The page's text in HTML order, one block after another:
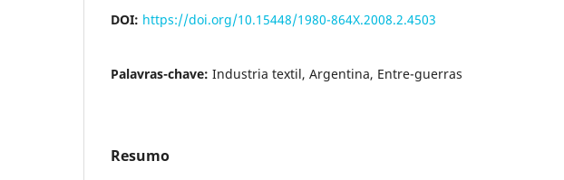
DOI: https://doi.org/10.15448/1980-864X.2008.2.4503
Palavras-chave: Industria textil, Argentina, Entre-guerras
Resumo